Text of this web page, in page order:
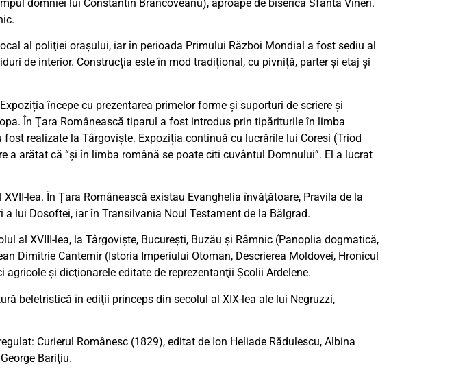
domniei lui Constantin Brâncoveanu), aproape de biserica Sfânta Vineri.
al poliţiei oraşului, iar în perioada Primului Război Mondial a fost sediu al
de interior. Construcția este în mod tradițional, cu pivniță, parter și etaj și
începe cu prezentarea primelor forme şi suporturi de scriere şi
În Ţara Românească tiparul a fost introdus prin tipăriturile în limba
realizate la Târgoviște. Expoziția continuă cu lucrările lui Coresi (Triod
a arătat că “şi în limba română se poate citi cuvântul Domnului”. El a lucrat
lea. În Ţara Românească existau Evanghelia învăţătoare, Pravila de la
lui Dosoftei, iar în Transilvania Noul Testament de la Bălgrad.
al XVIII-lea, la Târgovişte, Bucureşti, Buzău şi Râmnic (Panoplia dogmatică,
Dimitrie Cantemir (Istoria Imperiului Otoman, Descrierea Moldovei, Hronicul
şi dicţionarele editate de reprezentanţii Şcolii Ardelene.
beletristică în ediţii princeps din secolul al XIX-lea ale lui Negruzzi,
Curierul Românesc (1829), editat de Ion Heliade Rădulescu, Albina
Bariţiu.